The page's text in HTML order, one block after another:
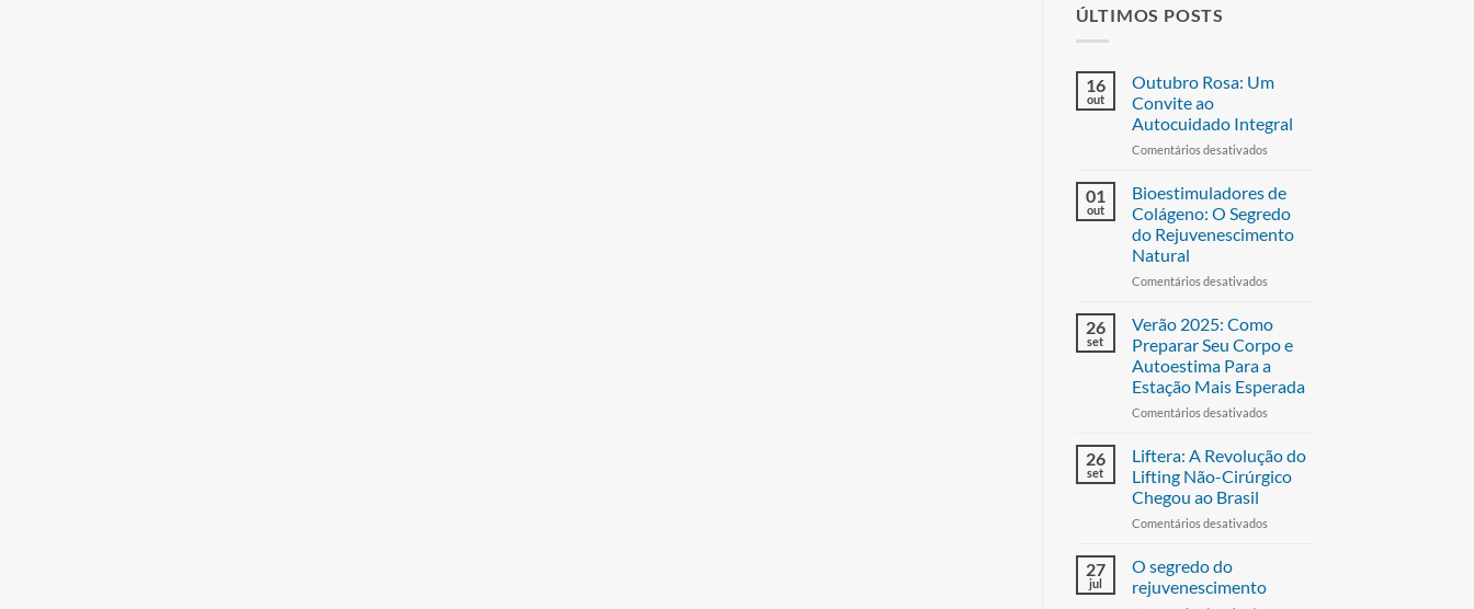
ÚLTIMOS POSTS
16
out
Outubro Rosa: Um
Convite ao
Autocuidado Integral
Comentários desativados
01
out
Bioestimuladores de
Colágeno: O Segredo
do Rejuvenescimento
Natural
Comentários desativados
26
set
Verão 2025: Como
Preparar Seu Corpo e
Autoestima Para a
Estação Mais Esperada
Comentários desativados
26
set
Liftera: A Revolução do
Lifting Não-Cirúrgico
Chegou ao Brasil
Comentários desativados
27
jul
O segredo do
rejuvenescimento
Inscreva-se e seja a primeira a saber de